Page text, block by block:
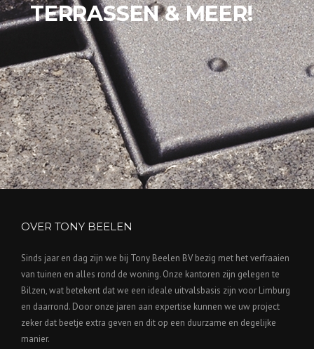
TERRASSEN & MEER!
OVER TONY BEELEN
Sinds jaar en dag zijn we bij Tony Beelen BV bezig met het verfraaien
van tuinen en alles rond de woning. Onze kantoren zijn gelegen te
Bilzen, wat betekent dat we een ideale uitvalsbasis zijn voor Limburg
en daarrond. Door onze jaren aan expertise kunnen we uw project
zeker dat beetje extra geven en dit op een duurzame en degelijke
manier.